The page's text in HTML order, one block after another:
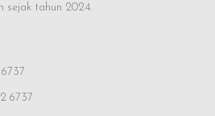
sejak tahun 2024.
6737